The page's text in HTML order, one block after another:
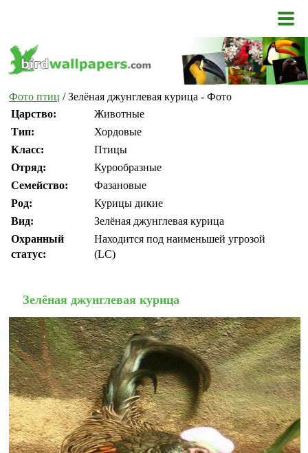
Фото птиц / Зелёная джунглевая курица - Фото
Царство:
Животные
Тип:
Хордовые
Класс:
Птицы
Отряд:
Курообразные
Семейство:
Фазановые
Род:
Курицы дикие
Вид:
Зелёная джунглевая курица
Охранный
статус:
Находится под наименьшей угрозой
(LC)
Зелёная джунглевая курица